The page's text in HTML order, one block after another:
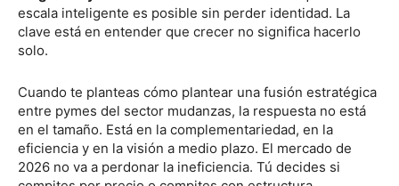
escala inteligente es posible sin perder identidad. La
clave está en entender que crecer no significa hacerlo
solo.
Cuando te planteas cómo plantear una fusión estratégica
entre pymes del sector mudanzas, la respuesta no está
en el tamaño. Está en la complementariedad, en la
eficiencia y en la visión a medio plazo. El mercado de
2026 no va a perdonar la ineficiencia. Tú decides si